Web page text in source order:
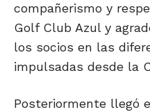
compañerismo y
Golf Club Azul y
los socios en las
impulsadas desde la
Posteriormente llegó